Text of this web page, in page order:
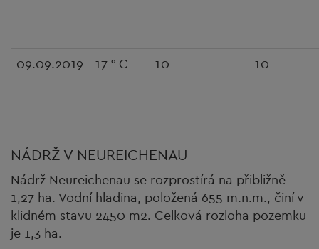
09.09.2019 17 ° C 10 10
NÁDRŽ V NEUREICHENAU
Nádrž Neureichenau se rozprostírá na přibližně
1,27 ha. Vodní hladina, položená 655 m.n.m., činí v
klidném stavu 2450 m2. Celková rozloha pozemku
je 1,3 ha.